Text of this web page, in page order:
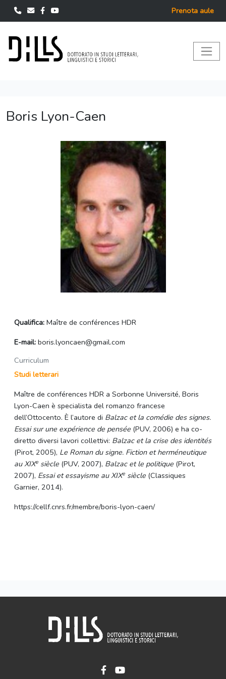
Prenota aule
Boris Lyon-Caen
Qualifica: Maître de conférences HDR
E-mail: boris.lyoncaen@gmail.com
Curriculum
Studi letterari
Maître de conférences HDR a Sorbonne Université, Boris
Lyon-Caen è specialista del romanzo francese
dell’Ottocento. È l’autore di Balzac et la comédie des signes.
Essai sur une expérience de pensée (PUV, 2006) e ha co-
diretto diversi lavori collettivi: Balzac et la crise des identités
(Pirot, 2005), Le Roman du signe. Fiction et herméneutique
au XIXe siècle (PUV, 2007), Balzac et le politique (Pirot,
2007), Essai et essayisme au XIXe siècle (Classiques
Garnier, 2014).
https://cellf.cnrs.fr/membre/boris-lyon-caen/